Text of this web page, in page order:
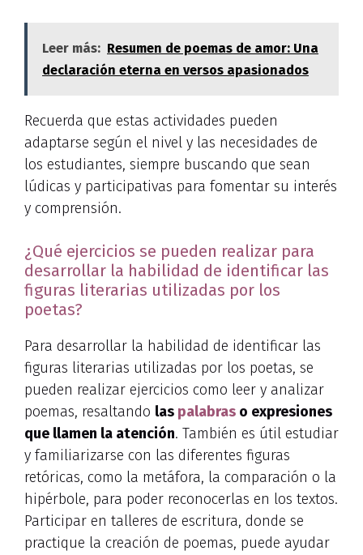
Leer más: Resumen de poemas de amor: Una
declaración eterna en versos apasionados
Recuerda que estas actividades pueden
adaptarse según el nivel y las necesidades de
los estudiantes, siempre buscando que sean
lúdicas y participativas para fomentar su interés
y comprensión.
¿Qué ejercicios se pueden realizar para
desarrollar la habilidad de identificar las
figuras literarias utilizadas por los
poetas?
Para desarrollar la habilidad de identificar las
figuras literarias utilizadas por los poetas, se
pueden realizar ejercicios como leer y analizar
poemas, resaltando las palabras o expresiones
que llamen la atención. También es útil estudiar
y familiarizarse con las diferentes figuras
retóricas, como la metáfora, la comparación o la
hipérbole, para poder reconocerlas en los textos.
Participar en talleres de escritura, donde se
practique la creación de poemas, puede ayudar